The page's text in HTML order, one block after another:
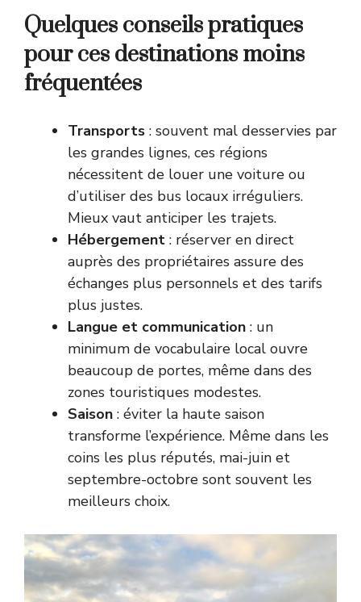
Quelques conseils pratiques
pour ces destinations moins
fréquentées
Transports : souvent mal desservies par
les grandes lignes, ces régions
nécessitent de louer une voiture ou
d’utiliser des bus locaux irréguliers.
Mieux vaut anticiper les trajets.
Hébergement : réserver en direct
auprès des propriétaires assure des
échanges plus personnels et des tarifs
plus justes.
Langue et communication : un
minimum de vocabulaire local ouvre
beaucoup de portes, même dans des
zones touristiques modestes.
Saison : éviter la haute saison
transforme l’expérience. Même dans les
coins les plus réputés, mai-juin et
septembre-octobre sont souvent les
meilleurs choix.